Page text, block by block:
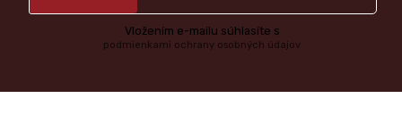
Vložením e-mailu súhlasíte s
podmienkami ochrany osobných údajov